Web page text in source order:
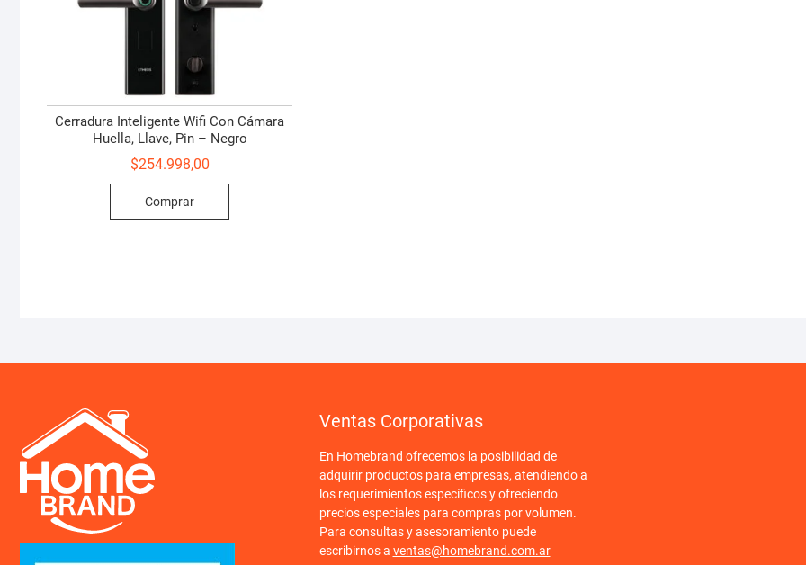
Cerradura Inteligente Wifi Con Cámara
Huella, Llave, Pin – Negro
$254.998,00
Comprar
Ventas Corporativas
En Homebrand ofrecemos la posibilidad de
adquirir productos para empresas, atendiendo a
los requerimientos específicos y ofreciendo
precios especiales para compras por volumen.
Para consultas y asesoramiento puede
escribirnos a ventas@homebrand.com.ar